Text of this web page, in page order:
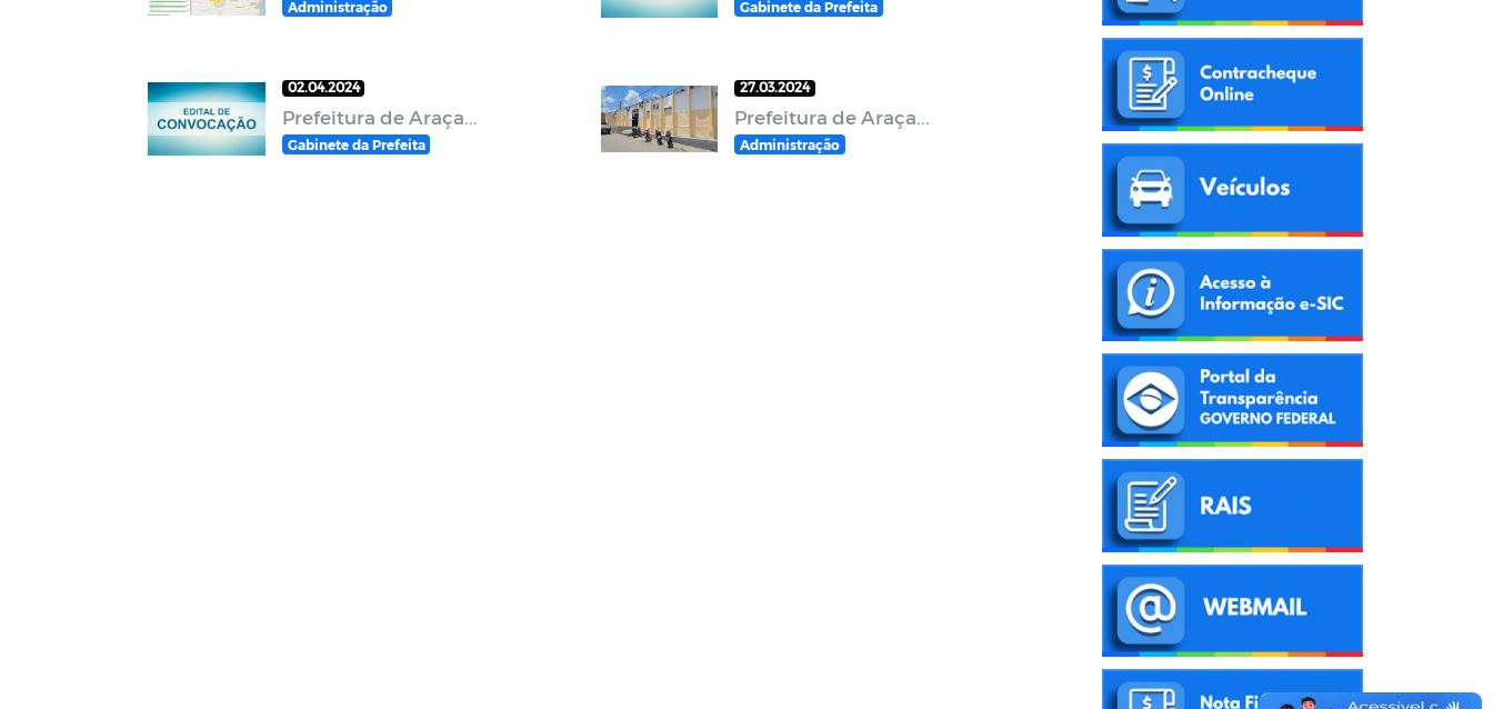
Administração Gabinete da Prefeita
02.04.2024
Prefeitura de Araça...
Gabinete da Prefeita
27.03.2024
Prefeitura de Araça...
Administração